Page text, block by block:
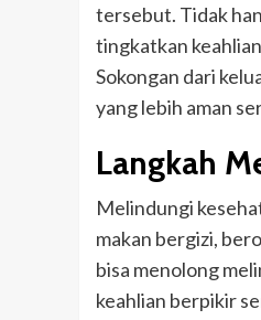
tersebut. Tidak
tingkatkan
Sokongan dari
yang lebih aman
Langkah
Melindungi
makan bergizi,
bisa menolong
keahlian berpikir